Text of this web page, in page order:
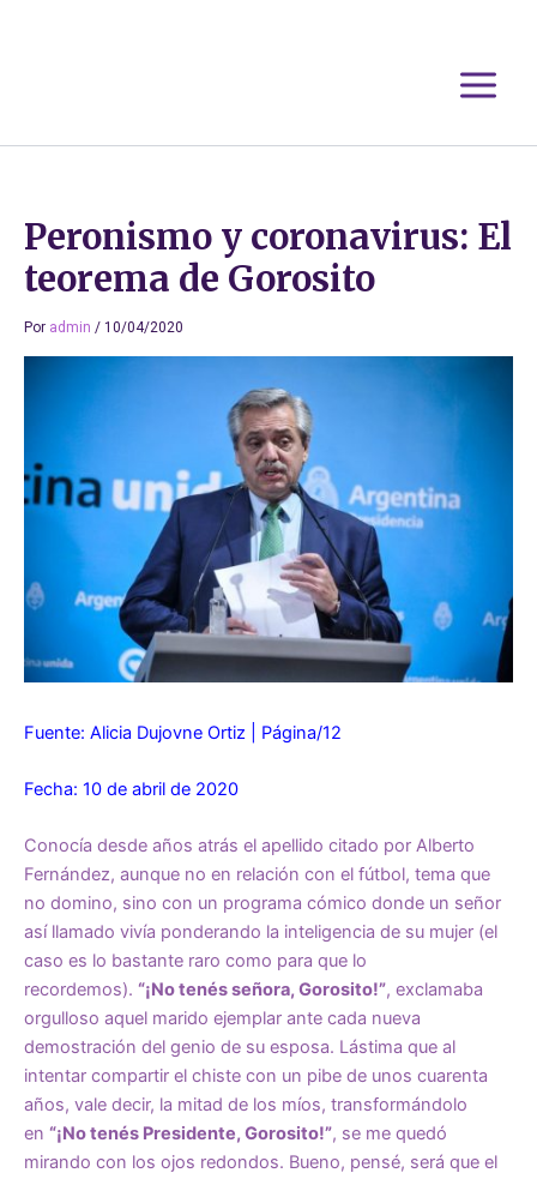
Peronismo y coronavirus: El
teorema de Gorosito
Por admin / 10/04/2020
Fuente: Alicia Dujovne Ortiz | Página/12
Fecha: 10 de abril de 2020
Conocía desde años atrás el apellido citado por Alberto
Fernández, aunque no en relación con el fútbol, tema que
no domino, sino con un programa cómico donde un señor
así llamado vivía ponderando la inteligencia de su mujer (el
caso es lo bastante raro como para que lo
recordemos). “¡No tenés señora, Gorosito!”, exclamaba
orgulloso aquel marido ejemplar ante cada nueva
demostración del genio de su esposa. Lástima que al
intentar compartir el chiste con un pibe de unos cuarenta
años, vale decir, la mitad de los míos, transformándolo
en “¡No tenés Presidente, Gorosito!”, se me quedó
mirando con los ojos redondos. Bueno, pensé, será que el